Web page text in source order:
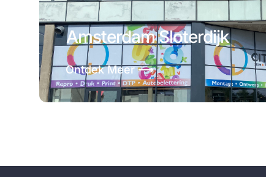
Amsterdam Sloterdijk
Ontdek Meer ⟶